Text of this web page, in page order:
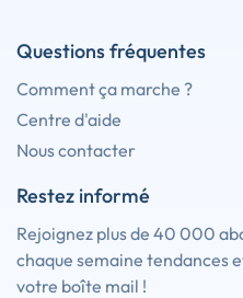
Questions fréquentes
Comment ça marche ?
Centre d'aide
Nous contacter
Restez informé
Rejoignez plus de 40 000
chaque semaine tendances
votre boîte mail !